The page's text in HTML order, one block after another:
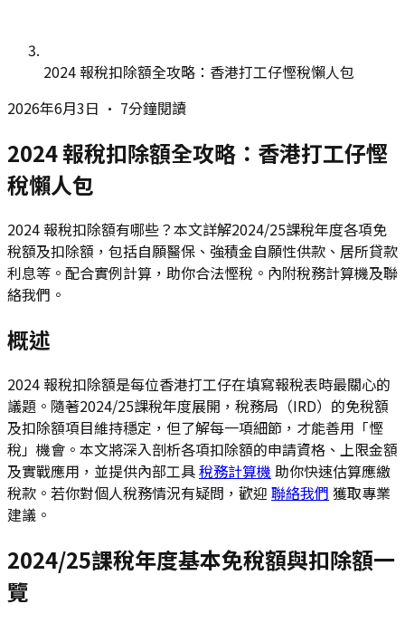
2024 報稅扣除額全攻略：香港打工仔慳稅懶人包
2026年6月3日 • 7分鐘閱讀
2024 報稅扣除額全攻略：香港打工仔慳
稅懶人包
2024 報稅扣除額有哪些？本文詳解2024/25課稅年度各項免
稅額及扣除額，包括自願醫保、強積金自願性供款、居所貸款
利息等。配合實例計算，助你合法慳稅。內附稅務計算機及聯
絡我們。
概述
2024 報稅扣除額是每位香港打工仔在填寫報稅表時最關心的
議題。隨著2024/25課稅年度展開，稅務局（IRD）的免稅額
及扣除額項目維持穩定，但了解每一項細節，才能善用「慳
稅」機會。本文將深入剖析各項扣除額的申請資格、上限金額
及實戰應用，並提供內部工具稅務計算機 助你快速估算應繳
稅款。若你對個人稅務情況有疑問，歡迎 聯絡我們 獲取專業
建議。
2024/25課稅年度基本免稅額與扣除額一
覽